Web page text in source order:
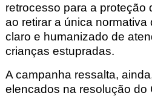
retrocesso para a proteção
ao retirar a única
claro e humanizado de
crianças estupradas.
A campanha ressalta,
elencados na resolução do